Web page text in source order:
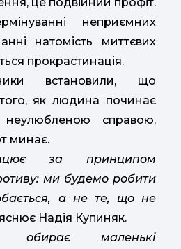
неприємних
натомість миттєвих
прокрастинація.
встановили, що
як людина починає
справою,
минає.
за принципом
ми будемо робити
а не те, що не
Надія Купиняк.
обирає маленькі